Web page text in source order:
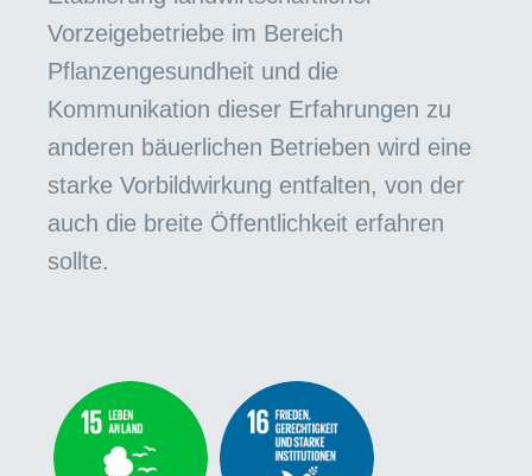
Vorzeigebetriebe im Bereich
Pflanzengesundheit und die
Kommunikation dieser Erfahrungen zu
anderen bäuerlichen Betrieben wird eine
starke Vorbildwirkung entfalten, von der
auch die breite Öffentlichkeit erfahren
sollte.